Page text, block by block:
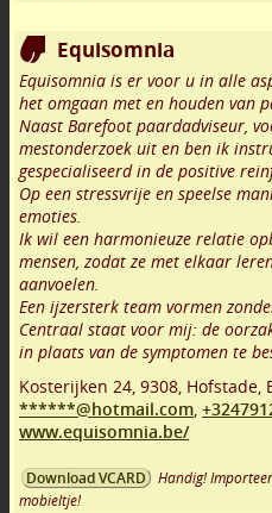
Equisomnia
Equisomnia is er voor u in alle
het omgaan met en houden van
Naast Barefoot paardadviseur,
mestonderzoek uit en ben ik
gespecialiseerd in de positive
Op een stressvrije en speelse
emoties.
Ik wil een harmonieuze relatie
mensen, zodat ze met elkaar
aanvoelen.
Een ijzersterk team vormen
Centraal staat voor mij: de
in plaats van de symptomen te
Kosterijken 24, 9308, Hofstade,
******@hotmail.com,
www.equisomnia.be/
Download VCARD
Handig!
mobieltje!